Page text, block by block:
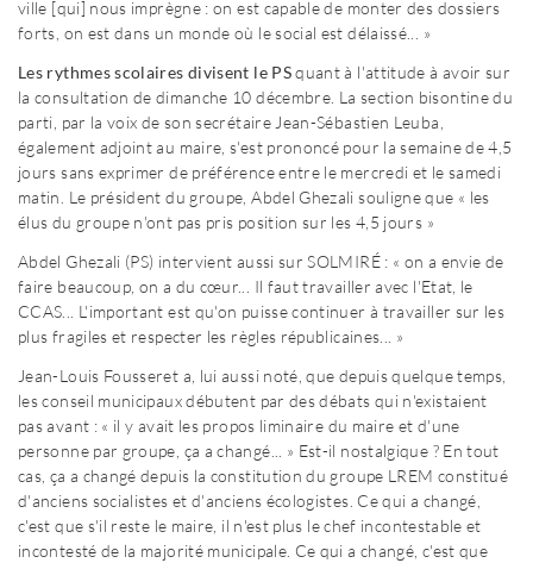
ville [qui] nous imprègne : on est capable de monter des dossiers
forts, on est dans un monde où le social est délaissé... »
Les rythmes scolaires divisent le PSquant à l'attitude à avoir sur
la consultation de dimanche 10 décembre. La section bisontine du
parti, par la voix de son secrétaire Jean-Sébastien Leuba,
également adjoint au maire, s'est prononcé pour la semaine de 4,5
jours sans exprimer de préférence entre le mercredi et le samedi
matin. Le président du groupe, Abdel Ghezali souligne que « les
élus du groupe n'ont pas pris position sur les 4,5 jours »
Abdel Ghezali (PS) intervient aussi sur SOLMIRÉ : « on a envie de
faire beaucoup, on a du cœur... Il faut travailler avec l'Etat, le
CCAS... L'important est qu'on puisse continuer à travailler sur les
plus fragiles et respecter les règles républicaines... »
Jean-Louis Fousseret a, lui aussi noté, que depuis quelque temps,
les conseil municipaux débutent par des débats qui n'existaient
pas avant : « il y avait les propos liminaire du maire et d'une
personne par groupe, ça a changé... » Est-il nostalgique ? En tout
cas, ça a changé depuis la constitution du groupe LREM constitué
d'anciens socialistes et d'anciens écologistes. Ce qui a changé,
c'est que s'il reste le maire, il n'est plus le chef incontestable et
incontesté de la majorité municipale. Ce qui a changé, c'est que